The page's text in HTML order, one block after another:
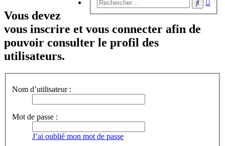
Vous devez
vous inscrire et vous connecter afin de
pouvoir consulter le profil des
utilisateurs.
Nom d’utilisateur :
Mot de passe :
J’ai oublié mon mot de passe